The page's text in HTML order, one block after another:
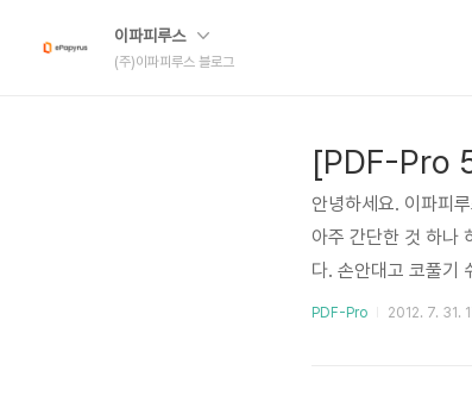
이파피루스
(주)이파피루스 블로그
[PDF-Pro
안녕하세요. 이파피
아주 간단한 것 하나
다. 손안대고 코풀기
택한 다음 마우스 오
PDF-Pro 2012. 7. 31.